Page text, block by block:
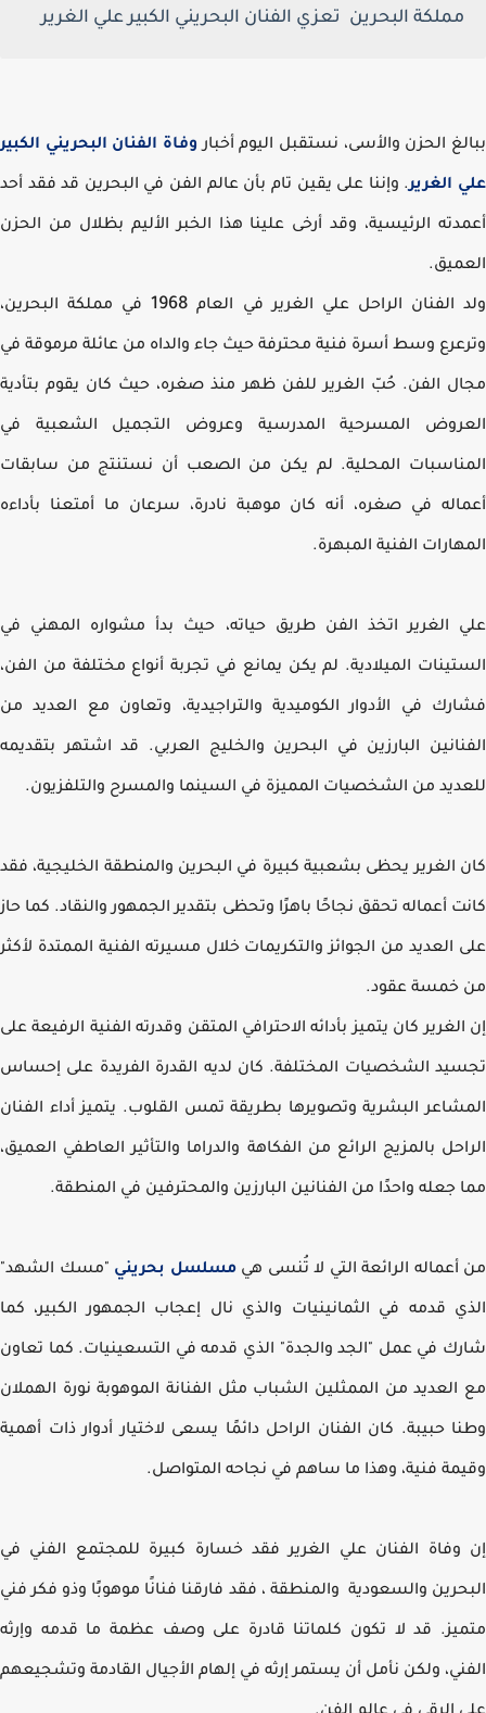
مملكة البحرين تعزي الفنان البحريني الكبير علي الغرير
الحزن والأسى، نستقبل اليوم أخباروفاة الفنان البحريني الكبير
الغرير. وإننا على يقين تام بأن عالم الفن في البحرين قد فقد أحد
الرئيسية، وقد أرخى علينا هذا الخبر الأليم بظلال من الحزن
الفنان الراحل علي الغرير في العام1968في مملكة البحرين،
وسط أسرة فنية محترفة حيث جاء والداه من عائلة مرموقة في
الفن. حُبّ الغرير للفن ظهر منذ صغره، حيث كان يقوم بتأدية
المسرحية المدرسية وعروض التجميل الشعبية في
المحلية. لم يكن من الصعب أن نستنتج من سابقات
في صغره، أنه كان موهبة نادرة، سرعان ما أمتعنا بأداءه
الفنية المبهرة.
الغرير اتخذ الفن طريق حياته، حيث بدأ مشواره المهني في
الميلادية. لم يكن يمانع في تجربة أنواع مختلفة من الفن،
في الأدوار الكوميدية والتراجيدية، وتعاون مع العديد من
البارزين في البحرين والخليج العربي. قد اشتهر بتقديمه
من الشخصيات المميزة في السينما والمسرح والتلفزيون.
الغرير يحظى بشعبية كبيرة في البحرين والمنطقة الخليجية، فقد
أعماله تحقق نجاحًا باهرًا وتحظى بتقدير الجمهور والنقاد. كما حاز
العديد من الجوائز والتكريمات خلال مسيرته الفنية الممتدة لأكثر
خمسة عقود.
كان يتميز بأدائه الاحترافي المتقن وقدرته الفنية الرفيعة على
الشخصيات المختلفة. كان لديه القدرة الفريدة على إحساس
البشرية وتصويرها بطريقة تمس القلوب. يتميز أداء الفنان
بالمزيج الرائع من الفكاهة والدراما والتأثير العاطفي العميق،
جعله واحدًا من الفنانين البارزين والمحترفين في المنطقة.
الرائعة التي لا تُنسى هيمسلسل بحريني"مسك الشهد"
قدمه في الثمانينيات والذي نال إعجاب الجمهور الكبير، كما
في عمل "الجد والجدة" الذي قدمه في التسعينيات. كما تعاون
من الممثلين الشباب مثل الفنانة الموهوبة نورة الهملان
حبيبة. كان الفنان الراحل دائمًا يسعى لاختيار أدوار ذات أهمية
فنية، وهذا ما ساهم في نجاحه المتواصل.
وفاة الفنان علي الغرير فقد خسارة كبيرة للمجتمع الفني في
والسعودية والمنطقة ، فقد فارقنا فنانًا موهوبًا وذو فكر فني
قد لا تكون كلماتنا قادرة على وصف عظمة ما قدمه وإرثه
ولكن نأمل أن يستمر إرثه في إلهام الأجيال القادمة وتشجيعهم